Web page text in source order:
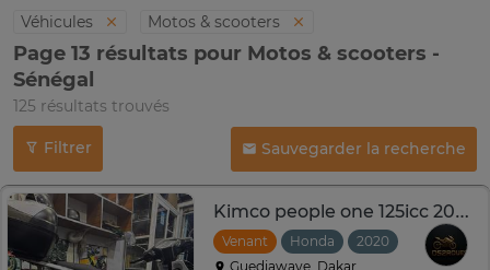
Véhicules
Motos & scooters
Page 13 résultats pour Motos & scooters -
Sénégal
125 résultats trouvés
Filtrer Sauvegarder la recherche
Kimco people one 125icc 2020 nouveau modèle injection
Venant Honda
2020
Guediawaye, Dakar